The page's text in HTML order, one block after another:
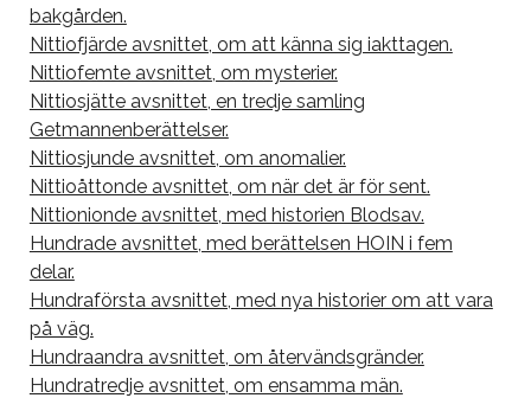
bakgården.
Nittiofjärde avsnittet, om att känna sig iakttagen.
Nittiofemte avsnittet, om mysterier.
Nittiosjätte avsnittet, en tredje samling
Getmannenberättelser.
Nittiosjunde avsnittet, om anomalier.
Nittioåttonde avsnittet, om när det är för sent.
Nittionionde avsnittet, med historien Blodsav.
Hundrade avsnittet, med berättelsen HOIN i fem
delar.
Hundraförsta avsnittet, med nya historier om att vara
på väg.
Hundraandra avsnittet, om återvändsgränder.
Hundratredje avsnittet, om ensamma män.